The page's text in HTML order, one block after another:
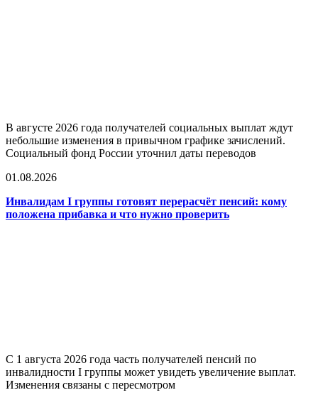
В августе 2026 года получателей социальных выплат ждут
небольшие изменения в привычном графике зачислений.
Социальный фонд России уточнил даты переводов
01.08.2026
Инвалидам I группы готовят перерасчёт пенсий: кому
положена прибавка и что нужно проверить
С 1 августа 2026 года часть получателей пенсий по
инвалидности I группы может увидеть увеличение выплат.
Изменения связаны с пересмотром